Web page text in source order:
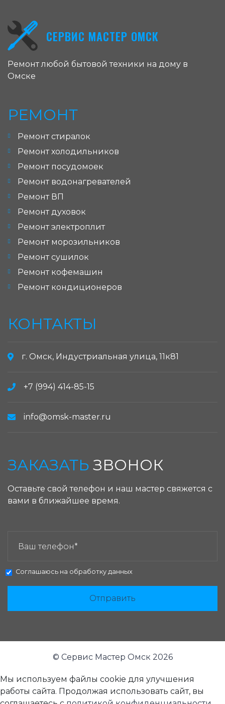
СЕРВИС МАСТЕР ОМСК
Ремонт любой бытовой техники на дому в
Омске
РЕМОНТ
Ремонт стиралок
Ремонт холодильников
Ремонт посудомоек
Ремонт водонагревателей
Ремонт ВП
Ремонт духовок
Ремонт электроплит
Ремонт морозильников
Ремонт сушилок
Ремонт кофемашин
Ремонт кондиционеров
КОНТАКТЫ
г. Омск, Индустриальная улица, 11к81
+7 (994) 414-85-15
info@omsk-master.ru
ЗАКАЗАТЬ ЗВОНОК
Оставьте свой телефон и наш мастер свяжется с
вами в ближайшее время.
Соглашаюсь на обработку данных
Отправить
© Сервис Мастер Омск 2026
Мы используем файлы cookie для улучшения
работы сайта. Продолжая использовать сайт, вы